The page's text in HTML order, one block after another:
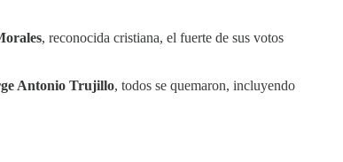
, reconocida cristiana, el fuerte de sus votos
Antonio Trujillo, todos se quemaron, incluyendo